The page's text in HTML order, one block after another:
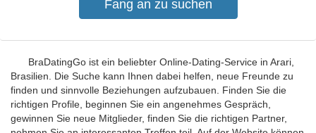
BraDatingGo ist ein beliebter Online-Dating-Service in Arari,
Brasilien. Die Suche kann Ihnen dabei helfen, neue Freunde zu
finden und sinnvolle Beziehungen aufzubauen. Finden Sie die
richtigen Profile, beginnen Sie ein angenehmes Gespräch,
gewinnen Sie neue Mitglieder, finden Sie die richtigen Partner,